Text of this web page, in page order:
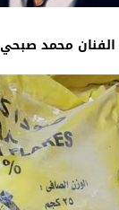
محمد صبحي